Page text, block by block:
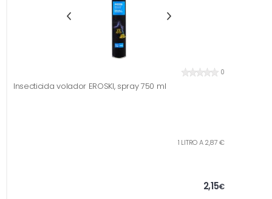
0
Insecticida volador EROSKI, spray 750 ml
1 LITRO A 2,87 €
2,15€